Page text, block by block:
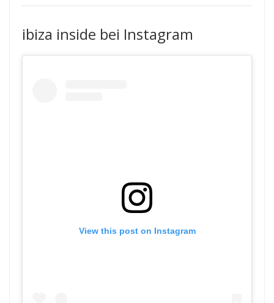
ibiza inside bei Instagram
View this post on Instagram